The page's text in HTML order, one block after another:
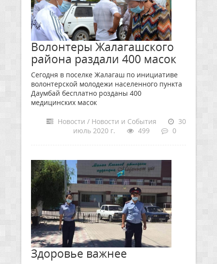
Волонтеры Жалагашского
района раздали 400 масок
Сегодня в поселке Жалагаш по инициативе
волонтерской молодежи населенного пункта
Даумбай бесплатно розданы 400
медицинских масок
Новости / Новости и События
30
июль 2020 г.
499 0
Здоровье важнее